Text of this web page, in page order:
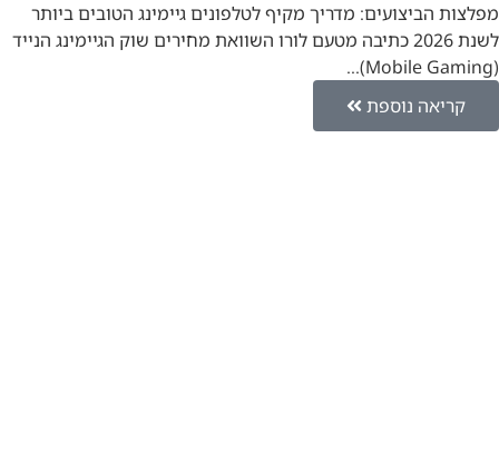
מפלצות הביצועים: מדריך מקיף לטלפונים גיימינג הטובים ביותר
לשנת 2026 כתיבה מטעם לורו השוואת מחירים שוק הגיימינג הנייד
(Mobile Gaming)…
קריאה נוספת